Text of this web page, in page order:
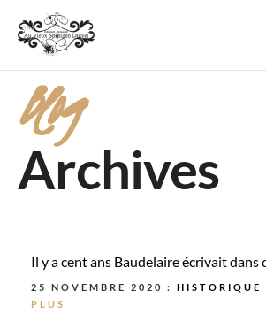
Blog
Archives
Il y a cent ans Baudelaire écrivait dans
25 NOVEMBRE 2020 : HISTORIQUE
PLUS